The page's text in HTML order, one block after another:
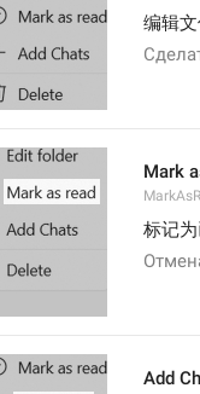
编辑
Mark
标记
Add